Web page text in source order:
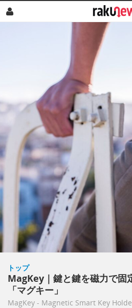
トップ
MagKey｜鍵と鍵を磁力で固
「マグキー」
MagKey - Magnetic Smart Key